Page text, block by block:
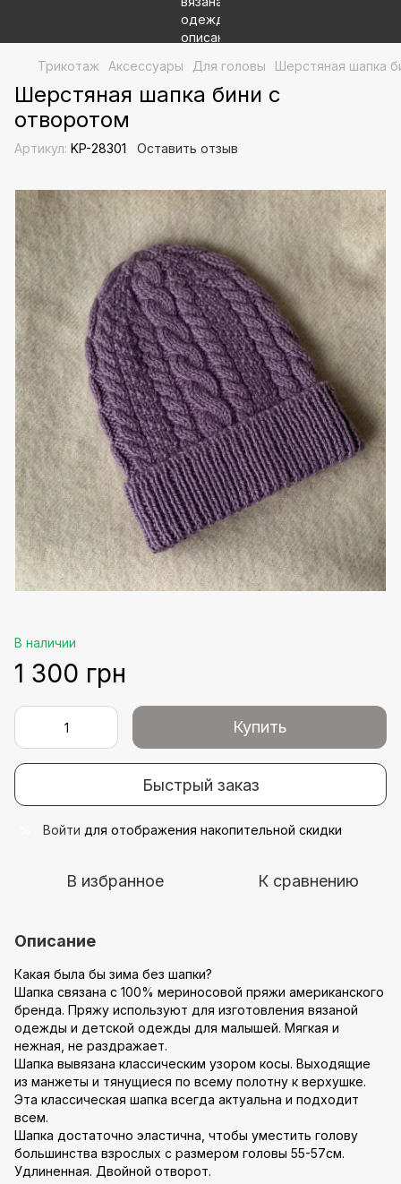
Трикотаж Аксессуары Для головы Шерстяная шапка
Шерстяная шапка бини с
отворотом
Артикул: KP-28301 Оставить отзыв
В наличии
1 300 грн
Купить
Быстрый заказ
Войти для отображения накопительной скидки
В избранное К сравнению
Описание
Какая была бы зима без шапки?
Шапка связана с 100% мериносовой пряжи американского
бренда. Пряжу используют для изготовления вязаной
одежды и детской одежды для малышей. Мягкая и
нежная, не раздражает.
Шапка вывязана классическим узором косы. Выходящие
из манжеты и тянущиеся по всему полотну к верхушке.
Эта классическая шапка всегда актуальна и подходит
всем.
Шапка достаточно эластична, чтобы уместить голову
большинства взрослых с размером головы 55-57см.
Удлиненная. Двойной отворот.